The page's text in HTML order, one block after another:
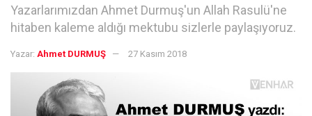
Yazarlarımızdan Ahmet Durmuş'un Allah Rasulü'ne
hitaben kaleme aldığı mektubu sizlerle paylaşıyoruz.
Yazar: Ahmet DURMUŞ 27 Kasım 2018